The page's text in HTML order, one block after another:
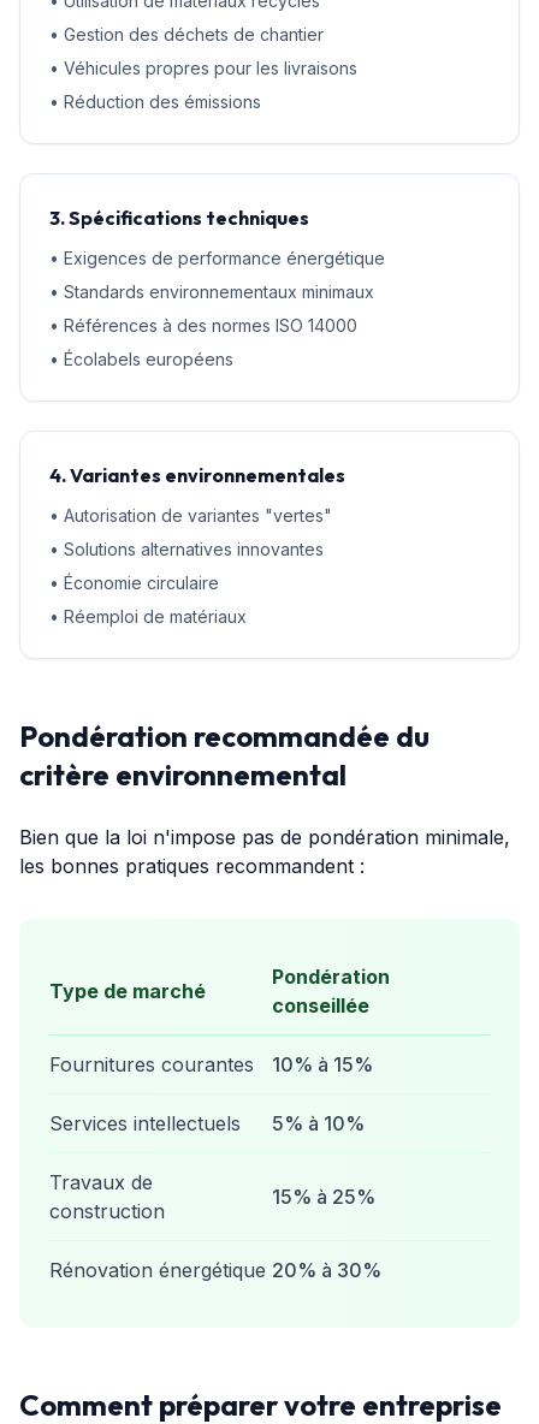
• Gestion des déchets de chantier
• Véhicules propres pour les livraisons
• Réduction des émissions
3. Spécifications techniques
• Exigences de performance énergétique
• Standards environnementaux minimaux
• Références à des normes ISO 14000
• Écolabels européens
4. Variantes environnementales
• Autorisation de variantes "vertes"
• Solutions alternatives innovantes
• Économie circulaire
• Réemploi de matériaux
Pondération recommandée du
critère environnemental
Bien que la loi n'impose pas de pondération minimale,
les bonnes pratiques recommandent :
Type de marché
Pondération
conseillée
Fournitures courantes 10% à 15%
Services intellectuels 5% à 10%
Travaux de
construction
15% à 25%
Rénovation énergétique 20% à 30%
Comment préparer votre entreprise